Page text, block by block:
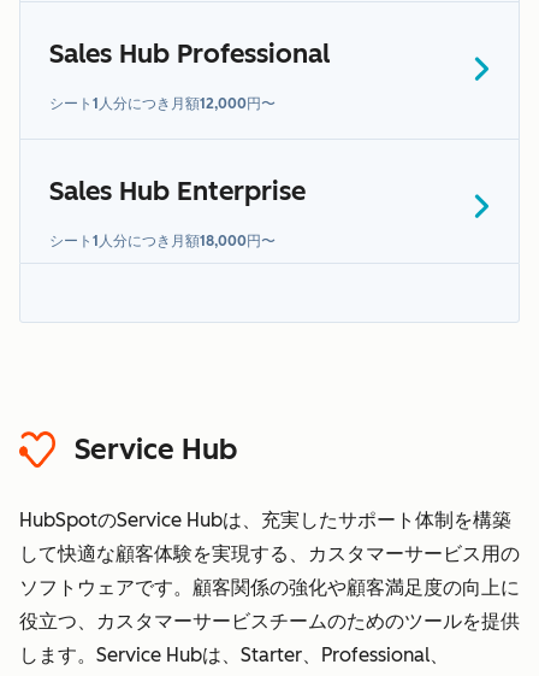
Sales Hub Professional
シート1人分につき月額12,000円〜
Sales Hub Enterprise
シート1人分につき月額18,000円〜
条件
約
Service Hub
HubSpotのService Hubは、充実したサポート体制を構築
して快適な顧客体験を実現する、カスタマーサービス用の
ソフトウェアです。顧客関係の強化や顧客満足度の向上に
役立つ、カスタマーサービスチームのためのツールを提供
します。Service Hubは、Starter、Professional、